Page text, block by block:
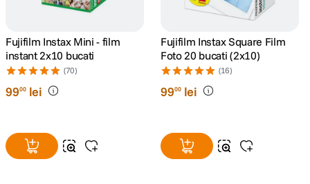
ulanzi
9. insta 360
10 . godox
Fujifilm Instax Mini - film
instant 2x10 bucati
(70)
9900 lei
Fujifilm Instax Square Film
Foto 20 bucati (2x10)
(16)
9900 lei